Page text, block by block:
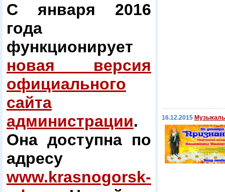
С января 2016
года
функционирует
новая версия
официального
сайта
администрации.
Она доступна по
адресу
www.krasnogorsk-
16.12.2015